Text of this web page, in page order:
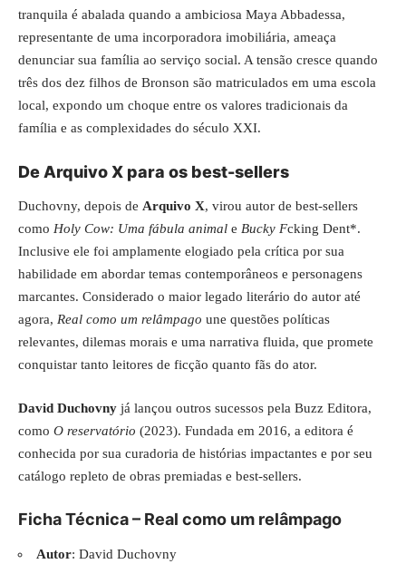
tranquila é abalada quando a ambiciosa Maya Abbadessa,
representante de uma incorporadora imobiliária, ameaça
denunciar sua família ao serviço social. A tensão cresce quando
três dos dez filhos de Bronson são matriculados em uma escola
local, expondo um choque entre os valores tradicionais da
família e as complexidades do século XXI.
De Arquivo X para os best-sellers
Duchovny, depois de Arquivo X, virou autor de best-sellers
como Holy Cow: Uma fábula animal e Bucky Fcking Dent*.
Inclusive ele foi amplamente elogiado pela crítica por sua
habilidade em abordar temas contemporâneos e personagens
marcantes. Considerado o maior legado literário do autor até
agora, Real como um relâmpago une questões políticas
relevantes, dilemas morais e uma narrativa fluida, que promete
conquistar tanto leitores de ficção quanto fãs do ator.
David Duchovny já lançou outros sucessos pela Buzz Editora,
como O reservatório (2023). Fundada em 2016, a editora é
conhecida por sua curadoria de histórias impactantes e por seu
catálogo repleto de obras premiadas e best-sellers.
Ficha Técnica – Real como um relâmpago
Autor: David Duchovny